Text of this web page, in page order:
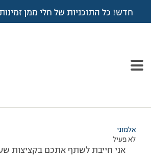
חדש! כל התוכניות של חלי ממן
עמוד הבית >דיונים>פורום >קציצות קינואה
מוצגות 1 תגובות (מתוך 1 סה״כ)
אלמוני
לא פעיל
אני חייבת לשתף אתכם בקציצות